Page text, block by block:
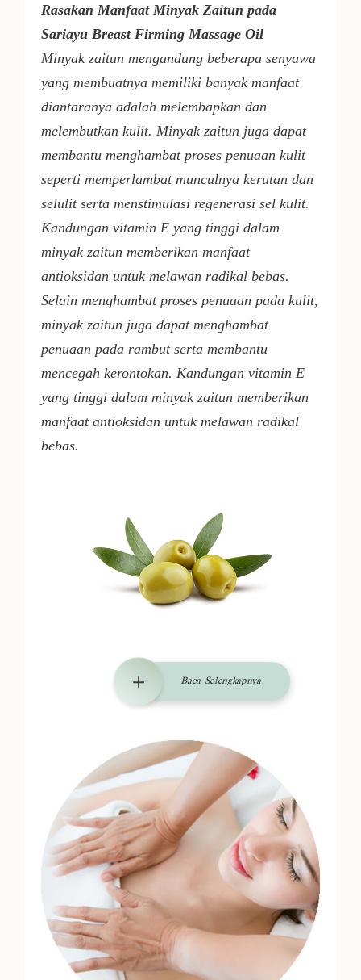
Rasakan Manfaat Minyak Zaitun pada
Sariayu Breast Firming Massage Oil
Minyak zaitun mengandung beberapa senyawa
yang membuatnya memiliki banyak manfaat
diantaranya adalah melembapkan dan
melembutkan kulit. Minyak zaitun juga dapat
membantu menghambat proses penuaan kulit
seperti memperlambat munculnya kerutan dan
selulit serta menstimulasi regenerasi sel kulit.
Kandungan vitamin E yang tinggi dalam
minyak zaitun memberikan manfaat
antioksidan untuk melawan radikal bebas.
Selain menghambat proses penuaan pada kulit,
minyak zaitun juga dapat menghambat
penuaan pada rambut serta membantu
mencegah kerontokan. Kandungan vitamin E
yang tinggi dalam minyak zaitun memberikan
manfaat antioksidan untuk melawan radikal
bebas.
Baca Selengkapnya